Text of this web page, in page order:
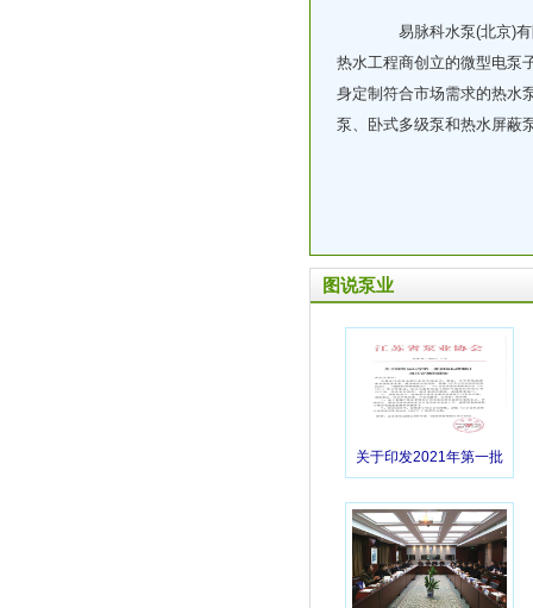
易脉科水泵(北京)有
热水工程商创立的微型电泵
身定制符合市场需求的热水
泵、卧式多级泵和热水屏蔽
图说泵业
关于印发2021年第一批
的通知